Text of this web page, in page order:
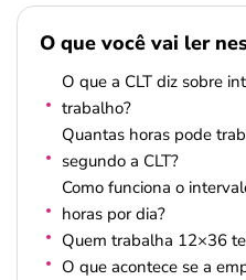
O que você vai ler
O que a CLT diz sobre
trabalho?
Quantas horas pode
segundo a CLT?
Como funciona o
horas por dia?
Quem trabalha 12×36
O que acontece se a